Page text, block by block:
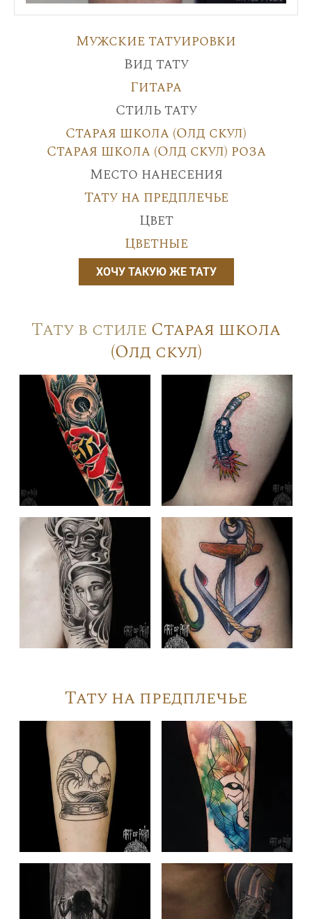
Мужские татуировки
Вид тату
Гитара
Стиль тату
Старая школа (Олд скул)
Старая школа (Олд скул) роза
Место нанесения
Тату на предплечье
Цвет
Цветные
ХОЧУ ТАКУЮ ЖЕ ТАТУ
Тату в стиле Старая школа
(Олд скул)
Тату на предплечье